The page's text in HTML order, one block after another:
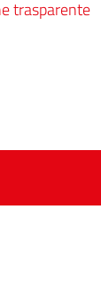
trasparente